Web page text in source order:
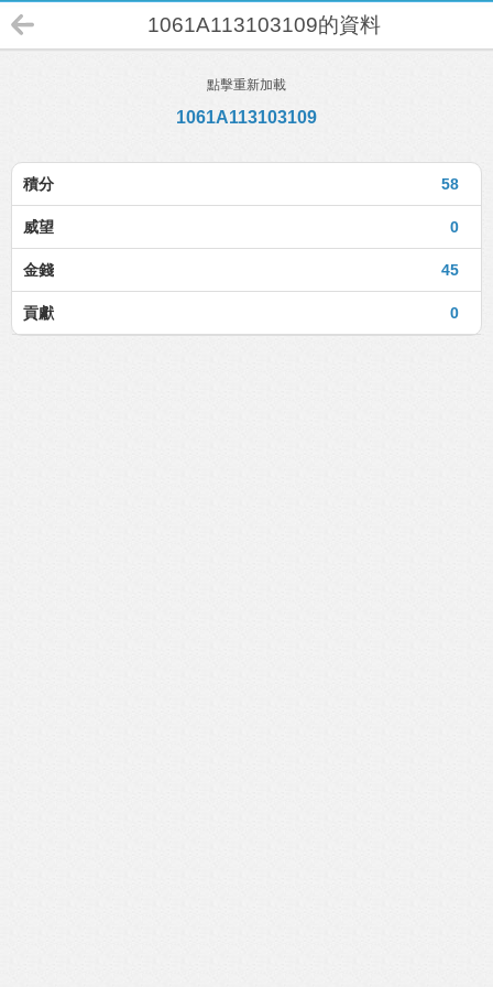
1061A113103109的資料
點擊重新加載
1061A113103109
58
積分
0
威望
45
金錢
0
貢獻